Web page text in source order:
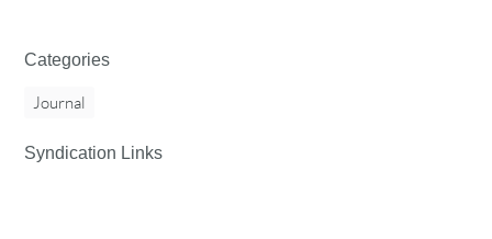
Categories
Journal
Syndication Links